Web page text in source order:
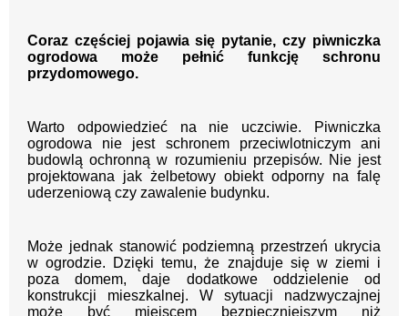
Coraz częściej pojawia się pytanie, czy piwniczka
ogrodowa może pełnić funkcję schronu
przydomowego.
Warto odpowiedzieć na nie uczciwie. Piwniczka
ogrodowa nie jest schronem przeciwlotniczym ani
budowlą ochronną w rozumieniu przepisów. Nie jest
projektowana jak żelbetowy obiekt odporny na falę
uderzeniową czy zawalenie budynku.
Może jednak stanowić podziemną przestrzeń ukrycia
w ogrodzie. Dzięki temu, że znajduje się w ziemi i
poza domem, daje dodatkowe oddzielenie od
konstrukcji mieszkalnej. W sytuacji nadzwyczajnej
może być miejscem bezpieczniejszym niż